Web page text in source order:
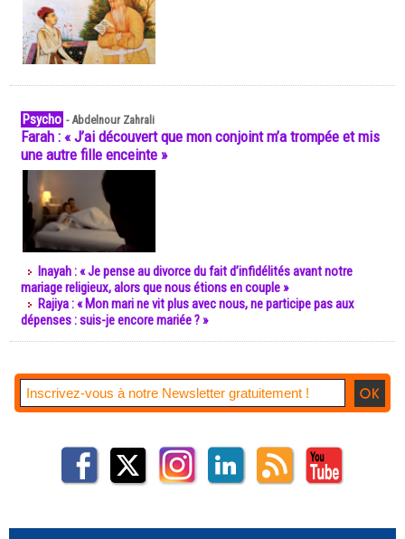
Psycho -Abdelnour Zahrali
Farah : « J’ai découvert que mon conjoint m’a trompée et mis
une autre fille enceinte »
Inayah : « Je pense au divorce du fait d’infidélités avant notre
mariage religieux, alors que nous étions en couple »
Rajiya : « Mon mari ne vit plus avec nous, ne participe pas aux
dépenses : suis-je encore mariée ? »